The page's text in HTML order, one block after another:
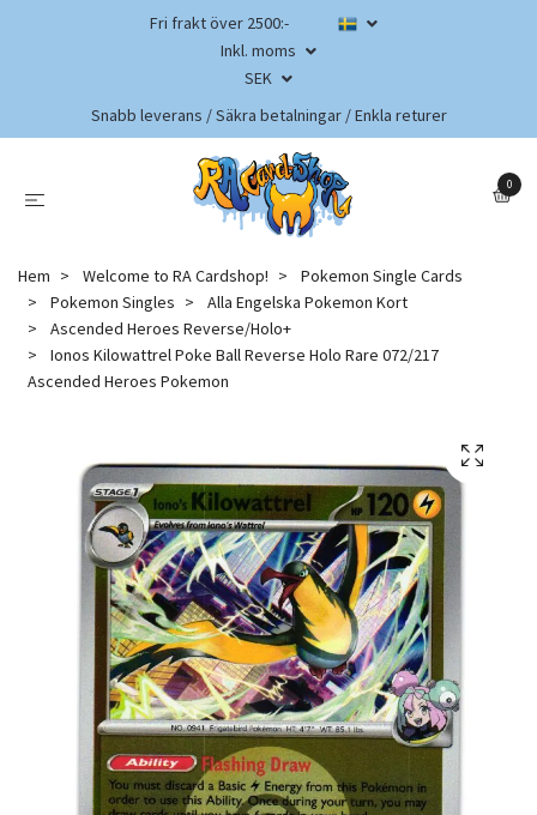
Fri frakt över 2500:-
Inkl. moms
SEK
Snabb leverans / Säkra betalningar / Enkla returer
0
Hem Welcome to RA Cardshop!
Pokemon Single Cards
Pokemon Singles
Alla Engelska Pokemon Kort
Ascended Heroes Reverse/Holo+
Ionos Kilowattrel Poke Ball Reverse Holo Rare 072/217
Ascended Heroes Pokemon